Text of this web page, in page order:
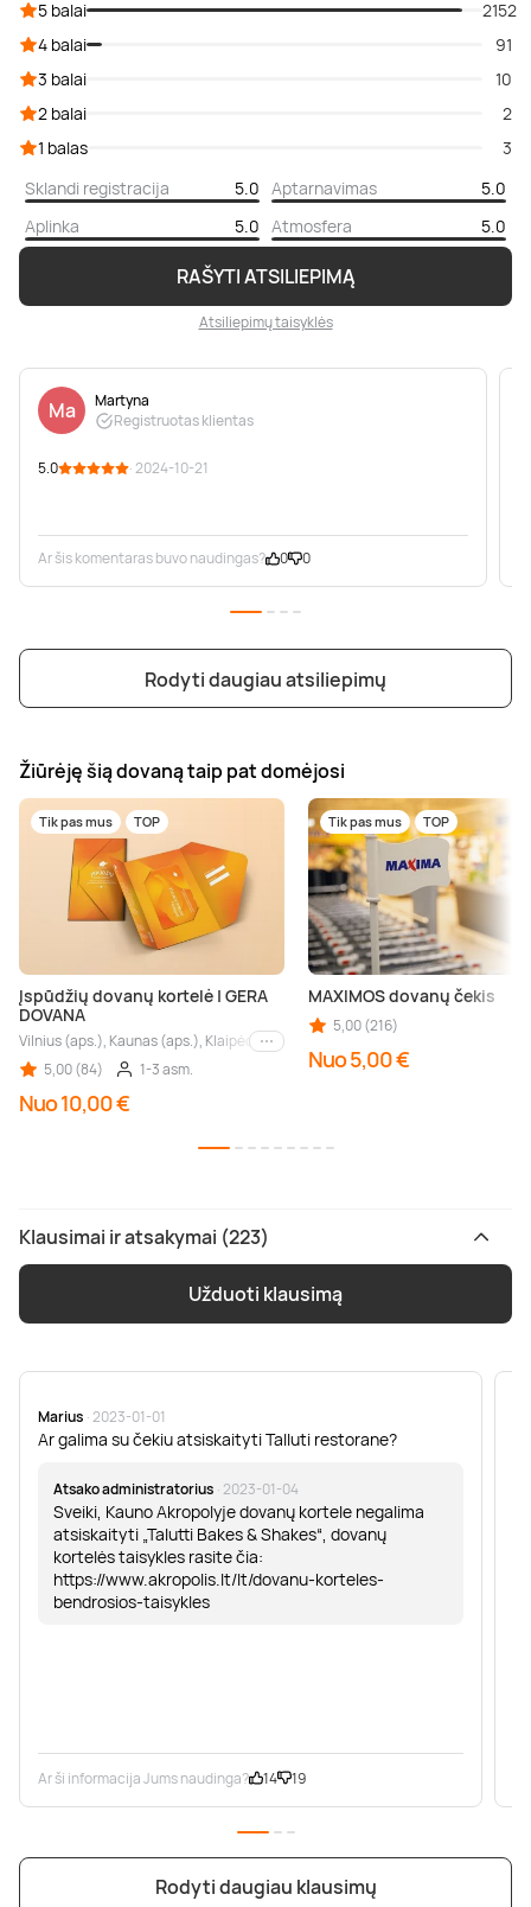
RAŠYTI ATSILIEPIMĄ
Atsiliepimų taisyklės
5 balai
2152
4 balai
91
3 balai
10
2 balai
2
1 balas
3
Sklandi registracija
5.0 Aptarnavimas
5.0
Aplinka
5.0 Atmosfera 5.0
Ma
Martyna
Registruotas klientas
5.0 · 2024-10-21
Ar šis komentaras buvo naudingas? 0 0
Rodyti daugiau atsiliepimų
Žiūrėję šią dovaną taip pat domėjosi
Tik pas mus TOP
Įspūdžių dovanų kortelė | GERA
DOVANA
Vilnius (aps.), Kaunas (aps.), Klaipėda (aps.), Palanga (aps.), Nida (aps.),
Kiti miestai
5,00 (84)
1-3 asm.
Nuo 10,00 €
Tik pas mus TOP
MAXIMOS dovanų čekis
5,00 (216)
Nuo 5,00 €
Klausimai ir atsakymai (223)
Užduoti klausimą
Marius · 2023-01-01
Ar galima su čekiu atsiskaityti Talluti restorane?
Atsako administratorius · 2023-01-04
Sveiki, Kauno Akropolyje dovanų kortele negalima
atsiskaityti „Talutti Bakes & Shakes“, dovanų
kortelės taisykles rasite čia:
https://www.akropolis.lt/lt/dovanu-korteles-
bendrosios-taisykles
Ar ši informacija Jums naudinga? 14 19
Rodyti daugiau klausimų